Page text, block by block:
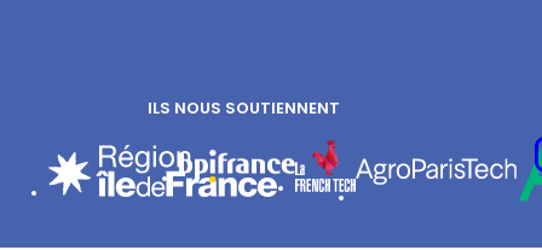
ILS NOUS SOUTIENNENT